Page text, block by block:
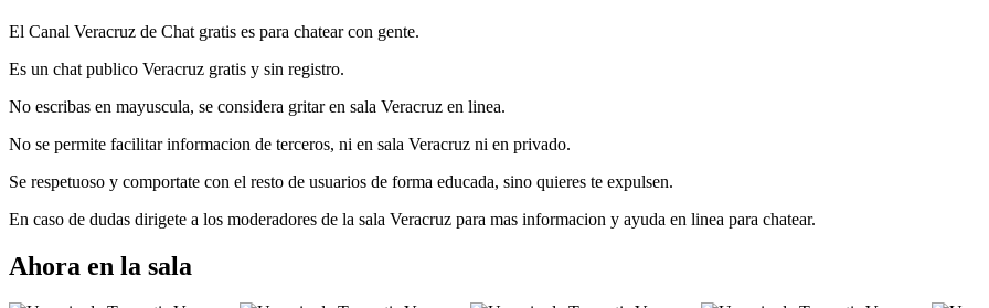
El Canal Veracruz de Chat gratis es para chatear con gente.
Es un chat publico Veracruz gratis y sin registro.
No escribas en mayuscula, se considera gritar en sala Veracruz en linea.
No se permite facilitar informacion de terceros, ni en sala Veracruz ni en privado.
Se respetuoso y comportate con el resto de usuarios de forma educada, sino quieres te expulsen.
En caso de dudas dirigete a los moderadores de la sala Veracruz para mas informacion y ayuda en linea para chatear.
Ahora en la sala